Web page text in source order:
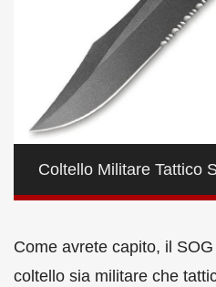
Coltello Militare Tattico
Come avrete capito, il
coltello sia militare che